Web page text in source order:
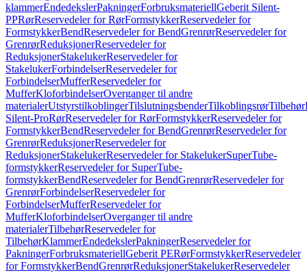
klammerEndedekslerPakningerForbruksmateriellGeberit Silent-
PPRørReservedeler for RørFormstykkerReservedeler for
FormstykkerBendReservedeler for BendGrenrørReservedeler for
GrenrørReduksjonerReservedeler for
ReduksjonerStakelukerReservedeler for
StakelukerForbindelserReservedeler for
ForbindelserMufferReservedeler for
MufferKloforbindelserOverganger til andre
materialerUtstyrstilkoblingerTilslutningsbenderTilkoblingsrørTilbehør
Silent-ProRørReservedeler for RørFormstykkerReservedeler for
FormstykkerBendReservedeler for BendGrenrørReservedeler for
GrenrørReduksjonerReservedeler for
ReduksjonerStakelukerReservedeler for StakelukerSuperTube-
formstykkerReservedeler for SuperTube-
formstykkerBendReservedeler for BendGrenrørReservedeler for
GrenrørForbindelserReservedeler for
ForbindelserMufferReservedeler for
MufferKloforbindelserOverganger til andre
materialerTilbehørReservedeler for
TilbehørKlammerEndedekslerPakningerReservedeler for
PakningerForbruksmateriellGeberit PERørFormstykkerReservedeler
for FormstykkerBendGrenrørReduksjonerStakelukerReservedeler